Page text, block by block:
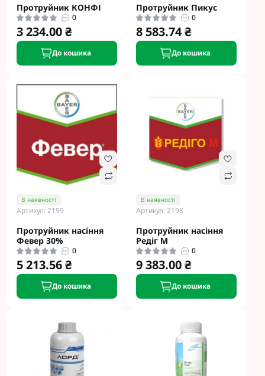
Протруйник КОНФІ
0
3 234.00 ₴
До кошика
Протруйник Пикус
0
8 583.74 ₴
До кошика
В наявності
Артикул: 2199
Протруйник насіння
Февер 30%
0
5 213.56 ₴
До кошика
В наявності
Артикул: 2198
Протруйник насіння
Редіг М
0
9 383.00 ₴
До кошика